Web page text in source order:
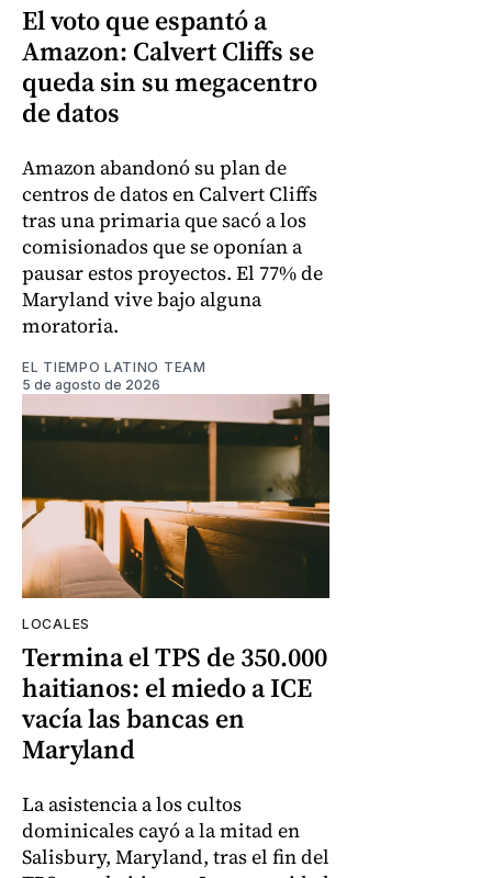
El voto que espantó a
Amazon: Calvert Cliffs se
queda sin su megacentro
de datos
Amazon abandonó su plan de
centros de datos en Calvert Cliffs
tras una primaria que sacó a los
comisionados que se oponían a
pausar estos proyectos. El 77% de
Maryland vive bajo alguna
moratoria.
EL TIEMPO LATINO TEAM
5 de agosto de 2026
LOCALES
Termina el TPS de 350.000
haitianos: el miedo a ICE
vacía las bancas en
Maryland
La asistencia a los cultos
dominicales cayó a la mitad en
Salisbury, Maryland, tras el fin del